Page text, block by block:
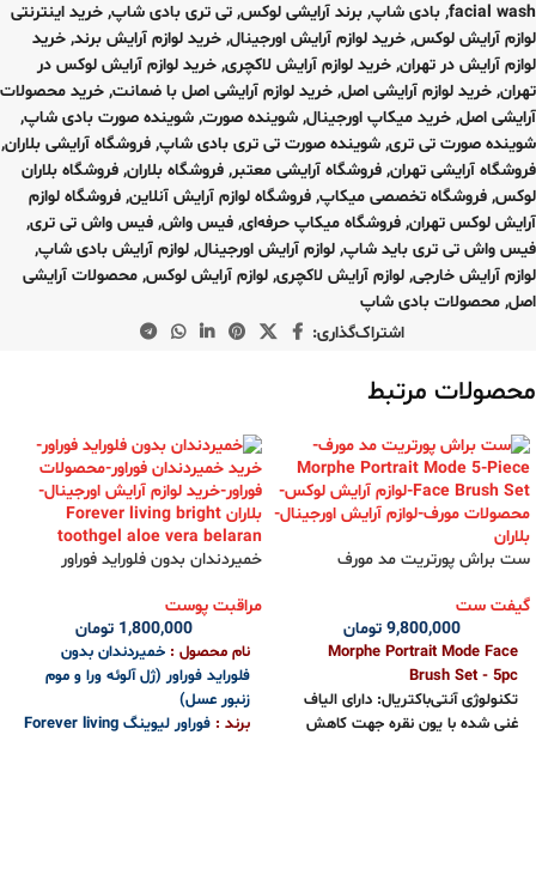
facial wash
, بادی شاپ, برند آرایشی لوکس, تی تری بادی شاپ, خرید اینترنتی
لوازم آرایش لوکس, خرید لوازم آرایش اورجینال, خرید لوازم آرایش برند, خرید
لوازم آرایش در تهران, خرید لوازم آرایش لاکچری, خرید لوازم آرایش لوکس در
تهران, خرید لوازم آرایشی اصل, خرید لوازم آرایشی اصل با ضمانت, خرید محصولات
آرایشی اصل, خرید میکاپ اورجینال, شوینده صورت, شوینده صورت بادی شاپ,
شوینده صورت تی تری, شوینده صورت تی تری بادی شاپ, فروشگاه آرایشی بلاران,
فروشگاه آرایشی تهران, فروشگاه آرایشی معتبر, فروشگاه بلاران, فروشگاه بلاران
لوکس, فروشگاه تخصصی میکاپ, فروشگاه لوازم آرایش آنلاین, فروشگاه لوازم
آرایش لوکس تهران, فروشگاه میکاپ حرفه‌ای, فیس واش, فیس واش تی تری,
فیس واش تی تری باید شاپ, لوازم آرایش اورجینال, لوازم آرایش بادی شاپ,
لوازم آرایش خارجی, لوازم آرایش لاکچری, لوازم آرایش لوکس, محصولات آرایشی
اصل, محصولات بادی شاپ
اشتراک‌گذاری:
محصولات مرتبط
ست براش پورتریت مد مورف
گیفت ست
9,800,000 تومان
Morphe Portrait Mode Face
Brush Set - 5pc
تکنولوژی آنتی‌باکتریال: دارای الیاف
غنی شده با یون نقره جهت کاهش
خمیردندان بدون فلوراید فوراور
مراقبت پوست
1,800,000 تومان
نام محصول : خمیردندان بدون
فلوراید فوراور (ژل آلوئه ورا و موم
زنبور عسل)
برند : فوراور لیوینگ Forever living